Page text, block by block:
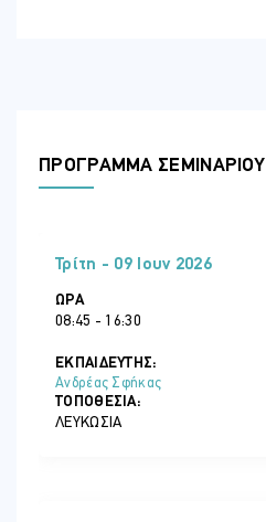
ΠΡΟΓΡΑΜΜΑ ΣΕΜΙΝΑΡΙΟΥ
Τρίτη - 09 Ιουν 2026
ΏΡΑ
08:45 - 16:30
ΕΚΠΑΙΔΕΥΤΗΣ:
Ανδρέας Σφήκας
ΤΟΠΟΘΕΣΊΑ:
ΛΕΥΚΩΣΊΑ